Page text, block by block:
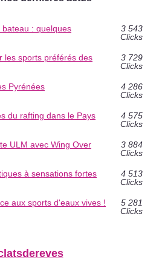
: quelques
3 543
Clicks
les sports préférés des
3 729
Clicks
Pyrénées
4 286
Clicks
du rafting dans le Pays
4 575
Clicks
ULM avec Wing Over
3 884
Clicks
à sensations fortes
4 513
Clicks
aux sports d'eaux vives !
5 281
Clicks